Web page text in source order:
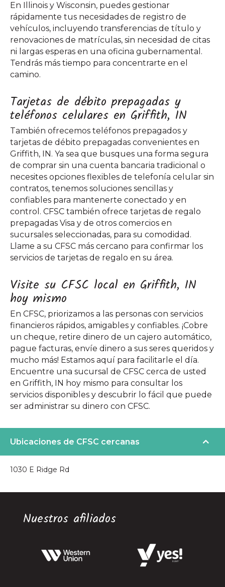
En Illinois y Wisconsin, puedes gestionar
rápidamente tus necesidades de registro de
vehículos, incluyendo transferencias de título y
renovaciones de matrículas, sin necesidad de citas
ni largas esperas en una oficina gubernamental.
Tendrás más tiempo para concentrarte en el
camino.
Tarjetas de débito prepagadas y
teléfonos celulares en Griffith, IN
También ofrecemos teléfonos prepagados y
tarjetas de débito prepagadas convenientes en
Griffith, IN. Ya sea que busques una forma segura
de comprar sin una cuenta bancaria tradicional o
necesites opciones flexibles de telefonía celular sin
contratos, tenemos soluciones sencillas y
confiables para mantenerte conectado y en
control. CFSC también ofrece tarjetas de regalo
prepagadas Visa y de otros comercios en
sucursales seleccionadas, para su comodidad.
Llame a su CFSC más cercano para confirmar los
servicios de tarjetas de regalo en su área.
Visite su CFSC local en Griffith, IN
hoy mismo
En CFSC, priorizamos a las personas con servicios
financieros rápidos, amigables y confiables. ¡Cobre
un cheque, retire dinero de un cajero automático,
pague facturas, envíe dinero a sus seres queridos y
mucho más! Estamos aquí para facilitarle el día.
Encuentre una sucursal de CFSC cerca de usted
en Griffith, IN hoy mismo para consultar los
servicios disponibles y descubrir lo fácil que puede
ser administrar su dinero con CFSC.
Ubicaciones de CFSC cercanas
1030 E Ridge Rd
Nuestros afiliados